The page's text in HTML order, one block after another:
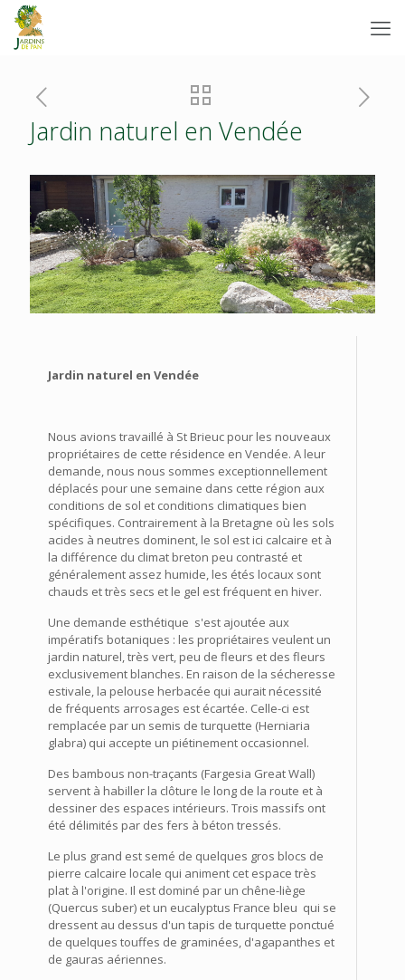
Jardin naturel en Vendée
Jardin naturel en Vendée
Nous avions travaillé à St Brieuc pour les nouveaux
propriétaires de cette résidence en Vendée. A leur
demande, nous nous sommes exceptionnellement
déplacés pour une semaine dans cette région aux
conditions de sol et conditions climatiques bien
spécifiques. Contrairement à la Bretagne où les sols
acides à neutres dominent, le sol est ici calcaire et à
la différence du climat breton peu contrasté et
généralement assez humide, les étés locaux sont
chauds et très secs et le gel est fréquent en hiver.
Une demande esthétique s'est ajoutée aux
impératifs botaniques : les propriétaires veulent un
jardin naturel, très vert, peu de fleurs et des fleurs
exclusivement blanches. En raison de la sécheresse
estivale, la pelouse herbacée qui aurait nécessité
de fréquents arrosages est écartée. Celle-ci est
remplacée par un semis de turquette (Herniaria
glabra) qui accepte un piétinement occasionnel.
Des bambous non-traçants (Fargesia Great Wall)
servent à habiller la clôture le long de la route et à
dessiner des espaces intérieurs. Trois massifs ont
été délimités par des fers à béton tressés.
Le plus grand est semé de quelques gros blocs de
pierre calcaire locale qui animent cet espace très
plat à l'origine. Il est dominé par un chêne-liège
(Quercus suber) et un eucalyptus France bleu qui se
dressent au dessus d'un tapis de turquette ponctué
de quelques touffes de graminées, d'agapanthes et
de gauras aériennes.